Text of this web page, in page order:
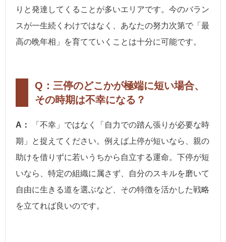
りと発達してくることが多いエリアです。今のバラン
スが一生続くわけではなく、あなたの努力次第で「最
高の晩年相」を育てていくことは十分に可能です。
Q：三停のどこかが極端に短い場合、
その時期は不幸になる？
A：
「不幸」ではなく「自力での踏ん張りが必要な時
期」と捉えてください。例えば上停が短いなら、親の
助けを借りずに若いうちから自立する運命。下停が短
いなら、特定の組織に属さず、自分のスキルを磨いて
自由に生きる道を選ぶなど、その特徴を活かした戦略
を立てれば良いのです。